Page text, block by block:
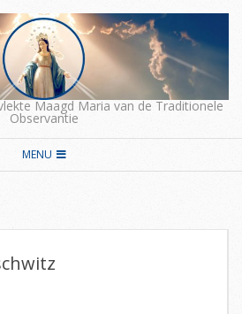
Maagd Maria van de Traditionele
Observantie
MENU